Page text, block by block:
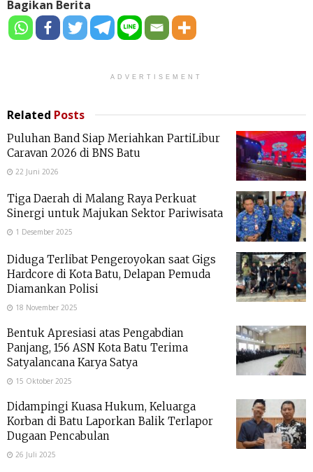
Bagikan Berita
ADVERTISEMENT
Related Posts
Puluhan Band Siap Meriahkan PartiLibur
Caravan 2026 di BNS Batu
22 Juni 2026
Tiga Daerah di Malang Raya Perkuat
Sinergi untuk Majukan Sektor Pariwisata
1 Desember 2025
Diduga Terlibat Pengeroyokan saat Gigs
Hardcore di Kota Batu, Delapan Pemuda
Diamankan Polisi
18 November 2025
Bentuk Apresiasi atas Pengabdian
Panjang, 156 ASN Kota Batu Terima
Satyalancana Karya Satya
15 Oktober 2025
Didampingi Kuasa Hukum, Keluarga
Korban di Batu Laporkan Balik Terlapor
Dugaan Pencabulan
26 Juli 2025